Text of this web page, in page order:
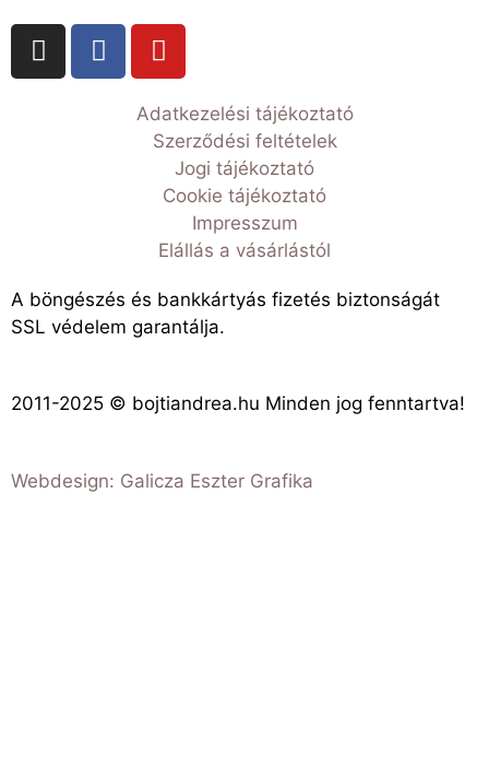
Adatkezelési tájékoztató
Szerződési feltételek
Jogi tájékoztató
Cookie tájékoztató
Impresszum
Elállás a vásárlástól
A böngészés és bankkártyás fizetés biztonságát
SSL védelem garantálja.
2011-2025 © bojtiandrea.hu Minden jog fenntartva!
Webdesign: Galicza Eszter Grafika